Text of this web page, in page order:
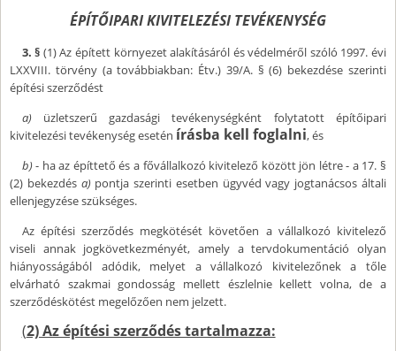
ÉPÍTŐIPARI KIVITELEZÉSI TEVÉKENYSÉG
3. § (1) Az épített környezet alakításáról és védelméről szóló 1997. évi
LXXVIII. törvény (a továbbiakban: Étv.) 39/A. § (6) bekezdése szerinti
építési szerződést
a) üzletszerű gazdasági tevékenységként folytatott építőipari
kivitelezési tevékenység esetén írásba kell foglalni, és
b)- ha az építtető és a fővállalkozó kivitelező között jön létre - a 17. §
(2) bekezdés a) pontja szerinti esetben ügyvéd vagy jogtanácsos általi
ellenjegyzése szükséges.
Az építési szerződés megkötését követően a vállalkozó kivitelező
viseli annak jogkövetkezményét, amely a tervdokumentáció olyan
hiányosságából adódik, melyet a vállalkozó kivitelezőnek a tőle
elvárható szakmai gondosság mellett észlelnie kellett volna, de a
szerződéskötést megelőzően nem jelzett.
(2) Az építési szerződés tartalmazza: